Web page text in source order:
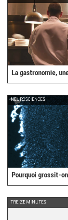
La gastronomie,
NEUROSCIENCES
Pourquoi grossit-
TREIZE MINUTES